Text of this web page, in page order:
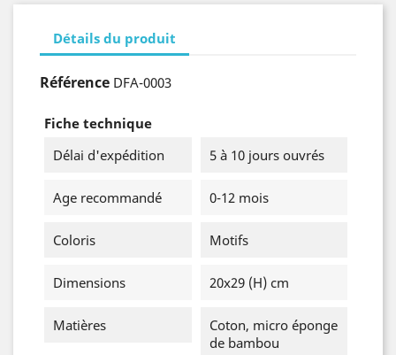
Détails du produit
Référence DFA-0003
Fiche technique
Délai d'expédition
5 à 10 jours ouvrés
Age recommandé 0-12 mois
Coloris Motifs
Dimensions 20x29 (H) cm
Matières
Coton, micro éponge
de bambou